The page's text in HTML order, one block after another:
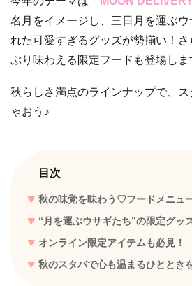
名月をイメージし、三日月を運ぶ
れた可愛すぎるグッズが勢揃い！
ぷり味わえる限定フードも登場しま
秋らしさ満点のラインナップで、
ゃおう♪
目次
秋の味覚を味わう♡フードメニュ
“月を運ぶウサギたち”の限定グッ
オンライン限定アイテムも必見！
秋のスタバで心も温まるひととき